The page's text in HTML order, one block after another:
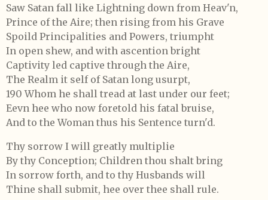
Saw Satan fall like Lightning down from Heav'n,
Prince of the Aire; then rising from his Grave
Spoild Principalities and Powers, triumpht
In open shew, and with ascention bright
Captivity led captive through the Aire,
The Realm it self of Satan long usurpt,
190 Whom he shall tread at last under our feet;
Eevn hee who now foretold his fatal bruise,
And to the Woman thus his Sentence turn'd.
Thy sorrow I will greatly multiplie
By thy Conception; Children thou shalt bring
In sorrow forth, and to thy Husbands will
Thine shall submit, hee over thee shall rule.